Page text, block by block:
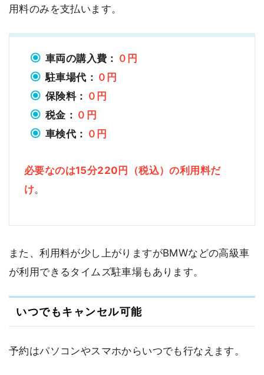
用料のみを支払います。
車両の購入費： ０円
駐車場代： ０円
保険料： ０円
税金： ０円
車検代： ０円
必要なのは15分220円（税込）の利用料だ
け。
また、利用料が少し上がりますがBMWなどの高級車
が利用できるタイムズ駐車場もあります。
いつでもキャンセル可能
予約はパソコンやスマホからいつでも行なえます。